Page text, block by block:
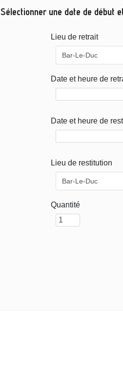
Sélectionner une date de début
Lieu de retrait
Date et heure de
Date et heure de
Lieu de restitution
Quantité